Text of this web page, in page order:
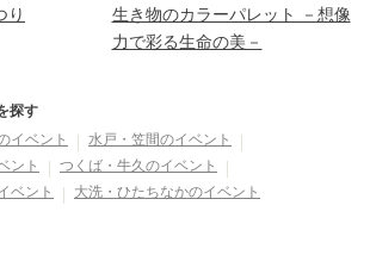
り
生き物のカラーパレット －想像
力で彩る生命の美－
探す
イベント 水戸・笠間のイベント
ント つくば・牛久のイベント
ベント 大洗・ひたちなかのイベント